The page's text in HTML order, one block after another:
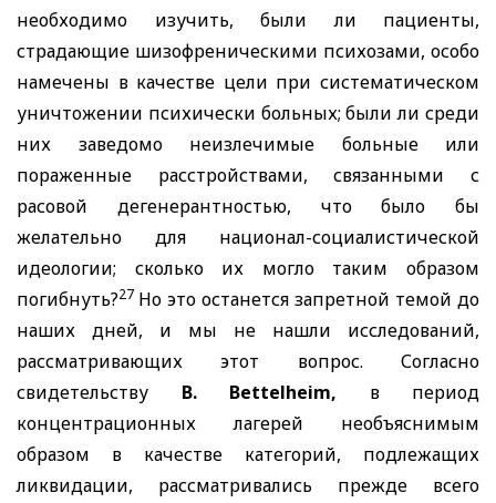
необходимо изучить, были ли пациенты,
страдающие шизофреническими психозами, особо
намечены в качестве цели при систематическом
уничтожении психически больных; были ли среди
них заведомо неизлечимые больные или
пораженные расстройствами, связанными с
расовой дегенерантностью, что было бы
желательно для национал-социалистической
идеологии; сколько их могло таким образом
погибнуть?27 Но это останется запретной темой до
наших дней, и мы не нашли исследований,
рассматривающих этот вопрос. Согласно
свидетельству B. Bettelheim, в период
концентрационных лагерей необъяснимым
образом в качестве категорий, подлежащих
ликвидации, рассматривались прежде всего